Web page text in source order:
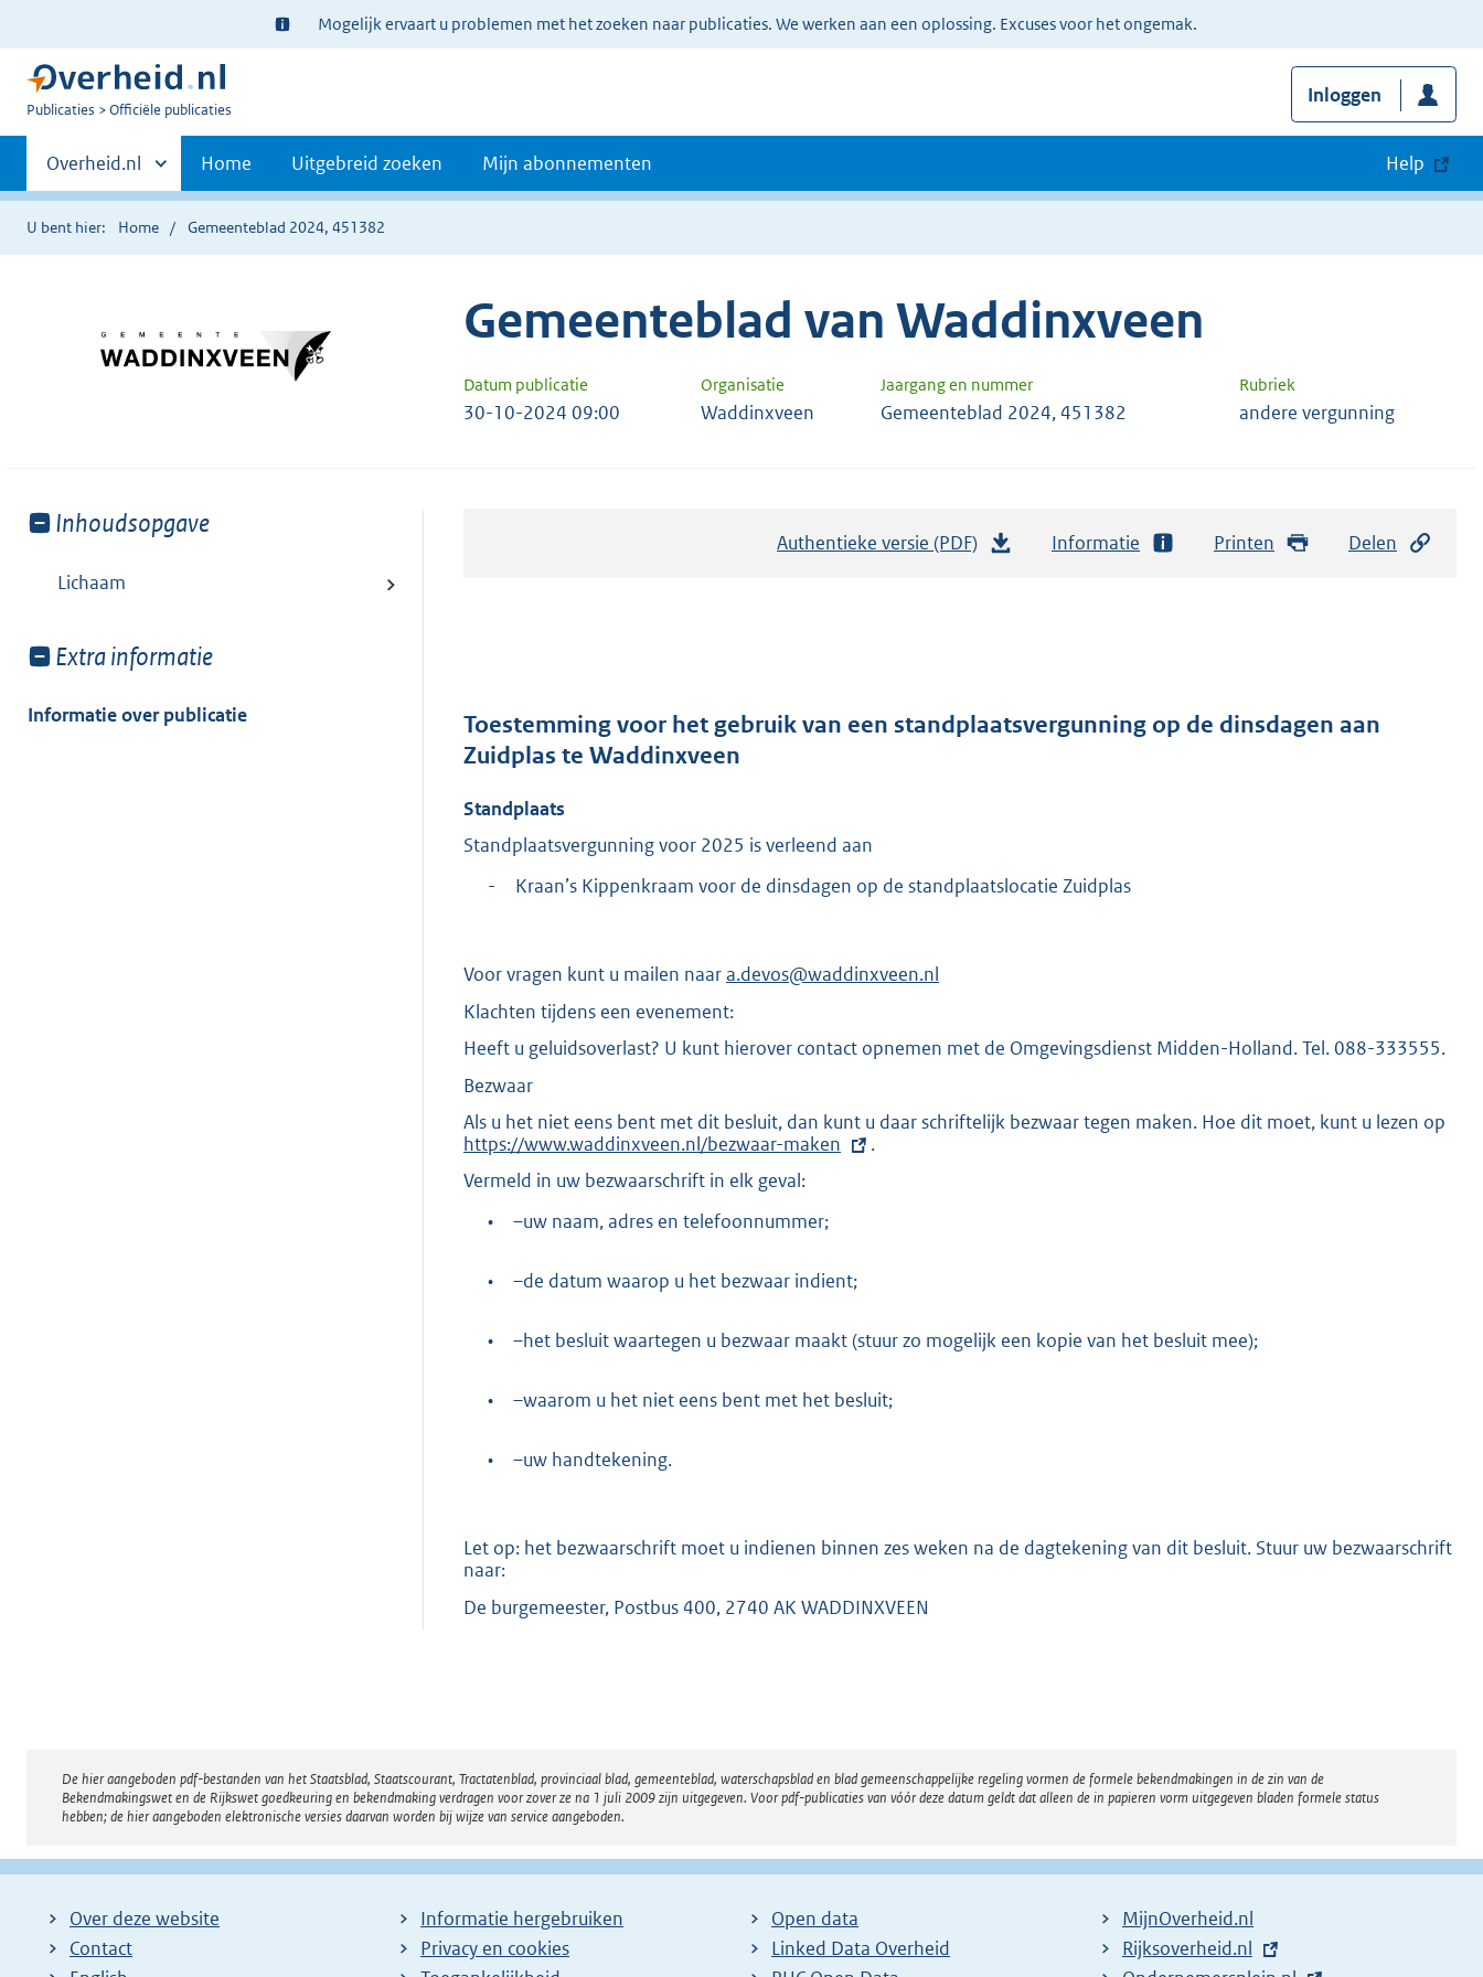
Ter
informatie:
Mogelijk ervaart u problemen met het zoeken naar publicaties. We werken aan een oplossing. Excuses voor het ongemak.
U
Publicaties Officiële publicaties
Inloggen
Primaire
navigatie
Andere
sites
binnen
Overheid.nl Home Uitgebreid zoeken Mijn abonnementen Help
U bent hier: Home Gemeenteblad 2024, 451382
Gemeenteblad van Waddinxveen
Datum publicatie Organisatie Jaargang en nummer Rubriek
30-10-2024 09:00 Waddinxveen Gemeenteblad 2024, 451382 andere vergunning
Toon
van:
Inhoudsopgave
Lichaam
Toon
van:
Extra informatie
Informatie over publicatie
Authentieke versie (PDF)
d
t
2
K
Informatie Printen Delen
Toestemming voor het gebruik van een standplaatsvergunning op de dinsdagen aan
Zuidplas te Waddinxveen
Standplaats
Standplaatsvergunning voor 2025 is verleend aan
-
Kraan’s Kippenkraam voor de dinsdagen op de standplaatslocatie Zuidplas
Voor vragen kunt u mailen naara.devos@waddinxveen.nl
Klachten tijdens een evenement:
Heeft u geluidsoverlast? U kunt hierover contact opnemen met de Omgevingsdienst Midden-Holland. Tel. 088-333555.
Bezwaar
Als u het niet eens bent met dit besluit, dan kunt u daar schriftelijk bezwaar tegen maken. Hoe dit moet, kunt u lezen op
https://www.waddinxveen.nl/bezwaar-maken
.
Vermeld in uw bezwaarschrift in elk geval:
•
–uw naam, adres en telefoonnummer;
• –de datum waarop u het bezwaar indient;
• –het besluit waartegen u bezwaar maakt (stuur zo mogelijk een kopie van het besluit mee);
• –waarom u het niet eens bent met het besluit;
• –uw handtekening.
Let op: het bezwaarschrift moet u indienen binnen zes weken na de dagtekening van dit besluit. Stuur uw bezwaarschrift
naar:
De burgemeester, Postbus 400, 2740 AK WADDINXVEEN
Disclaimer
De hier aangeboden pdf-bestanden van het Staatsblad, Staatscourant, Tractatenblad, provinciaal blad, gemeenteblad, waterschapsblad en blad gemeenschappelijke regeling vormen de formele bekendmakingen in de zin van de
Bekendmakingswet en de Rijkswet goedkeuring en bekendmaking verdragen voor zover ze na 1 juli 2009 zijn uitgegeven. Voor pdf-publicaties van vóór deze datum geldt dat alleen de in papieren vorm uitgegeven bladen formele status
hebben; de hier aangeboden elektronische versies daarvan worden bij wijze van service aangeboden.
Over deze website
Contact
Informatie hergebruiken
Privacy en cookies
Open data
Linked Data Overheid
MijnOverheid.nl
E
Rijksoverheid.nl